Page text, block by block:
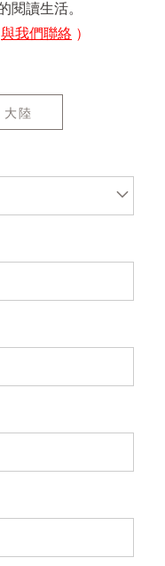
閱讀生活。
與我們聯絡 ）
大陸